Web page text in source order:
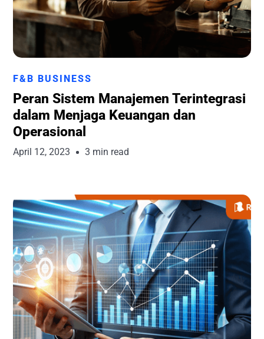
Runchise Team
F&B BUSINESS
Peran Sistem Manajemen Terintegrasi
dalam Menjaga Keuangan dan
Operasional
April 12, 2023 3 min read